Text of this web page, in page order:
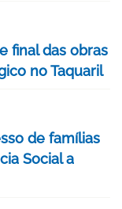
final das obras
no Taquaril
de famílias
Social a